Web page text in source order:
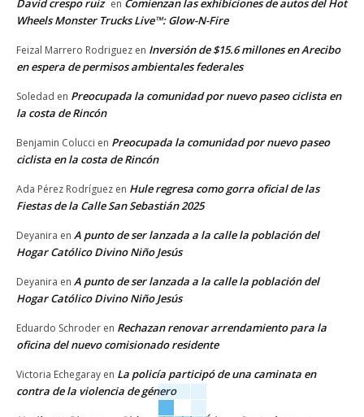
David crespo ruiz en Comienzan las exhibiciones de autos del Hot
Wheels Monster Trucks Live™: Glow-N-Fire
Feizal Marrero Rodriguez en Inversión de $15.6 millones en Arecibo
en espera de permisos ambientales federales
Soledad en Preocupada la comunidad por nuevo paseo ciclista en
la costa de Rincón
Benjamin Colucci en Preocupada la comunidad por nuevo paseo
ciclista en la costa de Rincón
Ada Pérez Rodríguez en Hule regresa como gorra oficial de las
Fiestas de la Calle San Sebastián 2025
Deyanira en A punto de ser lanzada a la calle la población del
Hogar Católico Divino Niño Jesús
Deyanira en A punto de ser lanzada a la calle la población del
Hogar Católico Divino Niño Jesús
Eduardo Schroder en Rechazan renovar arrendamiento para la
oficina del nuevo comisionado residente
Victoria Echegaray en La policía participó de una caminata en
contra de la violencia de género